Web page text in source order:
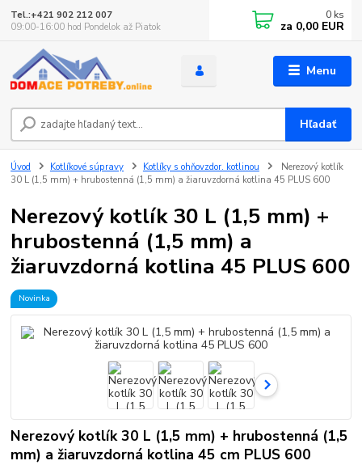
Menu
Hľadať
Tel.:+421 902 212 007
09:00-16:00 hod Pondelok až Piatok
0 ks
za 0,00 EUR
Úvod Kotlíkové súpravy Kotlíky s ohňovzdor. kotlinou
Nerezový kotlík
30 L (1,5 mm) + hrubostenná (1,5 mm) a žiaruvzdorná kotlina 45 PLUS 600
Nerezový kotlík 30 L (1,5 mm) +
hrubostenná (1,5 mm) a
žiaruvzdorná kotlina 45 PLUS 600
Novinka
Nerezový kotlík 30 L (1,5 mm) + hrubostenná (1,5
mm) a žiaruvzdorná kotlina 45 cm PLUS 600